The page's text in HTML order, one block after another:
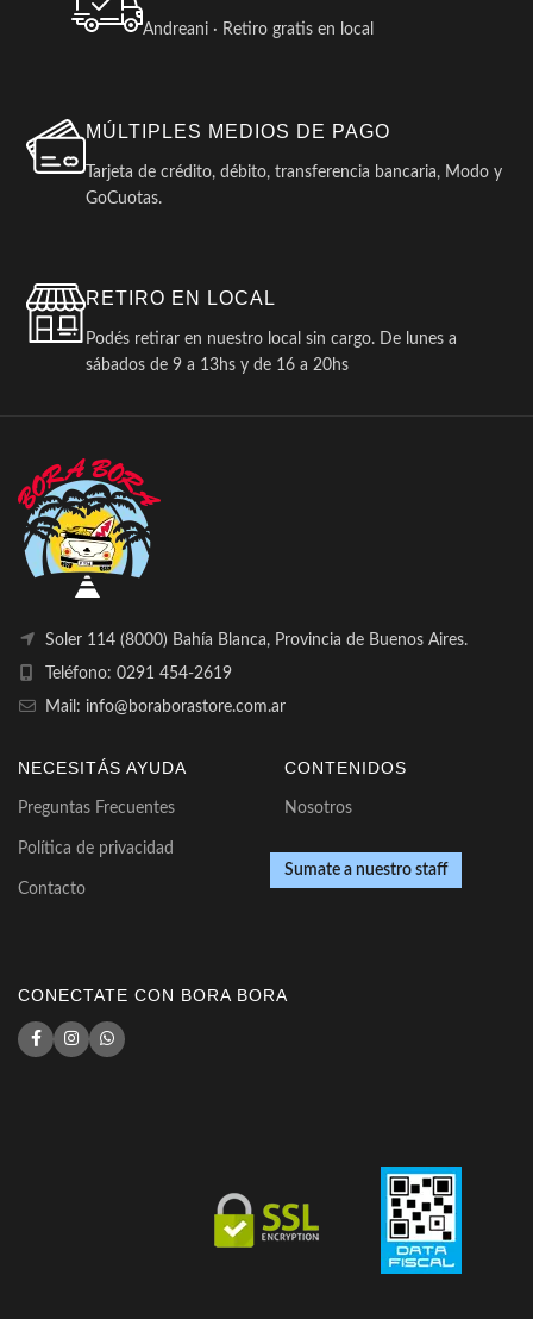
Andreani · Retiro gratis en local
MÚLTIPLES MEDIOS DE PAGO
Tarjeta de crédito, débito, transferencia bancaria, Modo y
GoCuotas.
RETIRO EN LOCAL
Podés retirar en nuestro local sin cargo. De lunes a
sábados de 9 a 13hs y de 16 a 20hs
Soler 114 (8000) Bahía Blanca, Provincia de Buenos Aires.
Teléfono: 0291 454-2619
Mail: info@boraborastore.com.ar
NECESITÁS AYUDA
Preguntas Frecuentes
Política de privacidad
Contacto
CONTENIDOS
Nosotros
Sumate a nuestro staff
CONECTATE CON BORA BORA